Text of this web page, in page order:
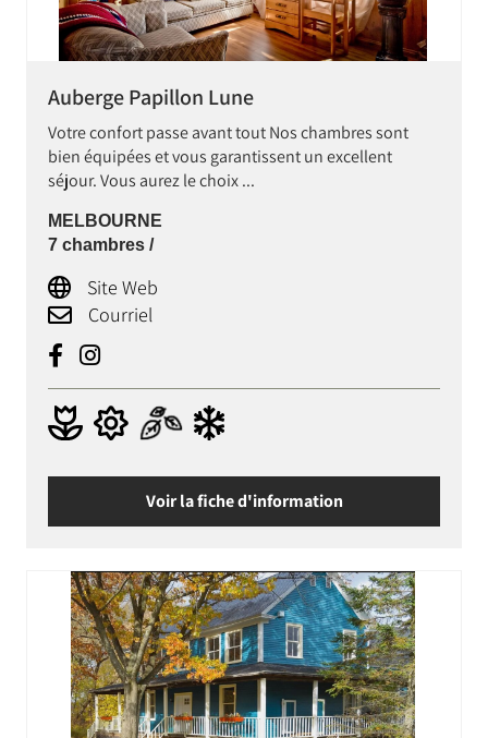
Auberge Papillon Lune
Votre confort passe avant tout Nos chambres sont
bien équipées et vous garantissent un excellent
séjour. Vous aurez le choix ...
MELBOURNE
7 chambres /
Site Web
Courriel
Voir la fiche d'information